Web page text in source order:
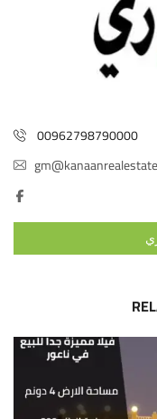
00962798790000